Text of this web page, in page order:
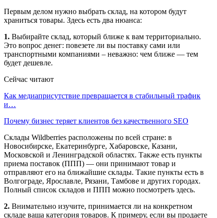
Первым делом нужно выбрать склад, на котором будут
храниться товары. Здесь есть два нюанса:
1. Выбирайте склад, который ближе к вам территориально.
Это вопрос денег: повезете ли вы поставку сами или
транспортными компаниями – неважно: чем ближе — тем
будет дешевле.
Сейчас читают
Как медиаприсутствие превращается в стабильный трафик
и…
Почему бизнес теряет клиентов без качественного SEO
Склады Wildberries расположены по всей стране: в
Новосибирске, Екатеринбурге, Хабаровске, Казани,
Московской и Ленинградской областях. Также есть пункты
приема поставок (ППП) — они принимают товар и
отправляют его на ближайшие склады. Такие пункты есть в
Волгограде, Ярославле, Рязани, Тамбове и других городах.
Полный список складов и ППП можно посмотреть здесь.
2. Внимательно изучите, принимается ли на конкретном
складе ваша категория товаров. К примеру, если вы продаете